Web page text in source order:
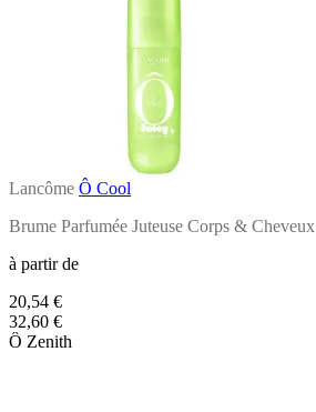
Lancôme Ô Cool
Brume Parfumée Juteuse Corps & Cheveux
à partir de
20,54 €
32,60 €
Ô Zenith